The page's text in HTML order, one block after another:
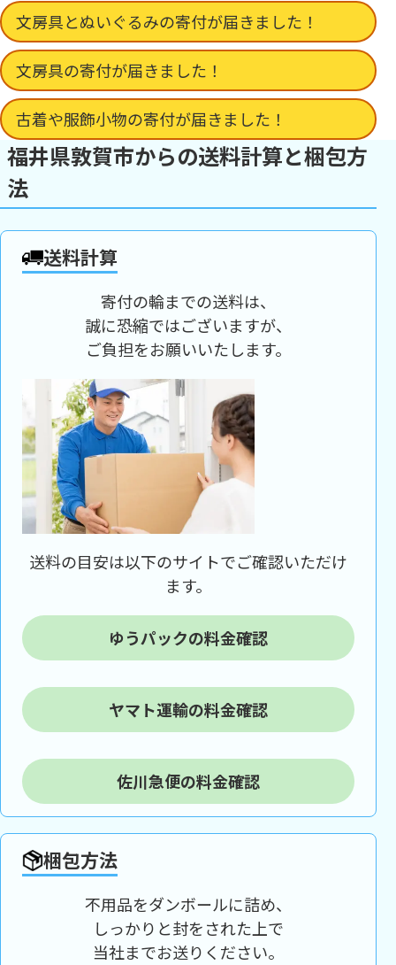
文房具とぬいぐるみの寄付が届きました！
文房具の寄付が届きました！
古着や服飾小物の寄付が届きました！
福井県敦賀市からの送料計算と梱包方
法
送料計算
寄付の輪までの送料は、
誠に恐縮ではございますが、
ご負担をお願いいたします。
送料の目安は以下のサイトでご確認いただけ
ます。
ゆうパックの料金確認
ヤマト運輸の料金確認
佐川急便の料金確認
梱包方法
不用品をダンボールに詰め、
しっかりと封をされた上で
当社までお送りください。